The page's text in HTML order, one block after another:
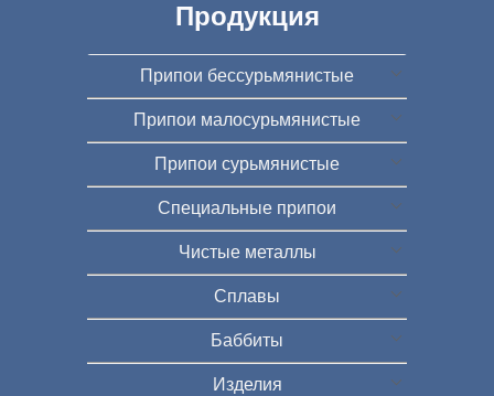
Продукция
Припои бессурьмянистые
Припои малосурьмянистые
Припои сурьмянистые
Специальные припои
Чистые металлы
Сплавы
Баббиты
Изделия